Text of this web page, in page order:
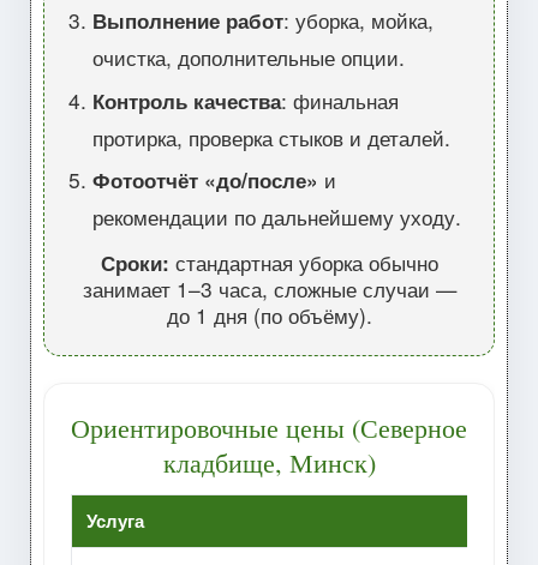
Выполнение работ: уборка, мойка,
очистка, дополнительные опции.
Контроль качества: финальная
протирка, проверка стыков и деталей.
Фотоотчёт «до/после» и
рекомендации по дальнейшему уходу.
Сроки: стандартная уборка обычно
занимает 1–3 часа, сложные случаи —
до 1 дня (по объёму).
Ориентировочные цены (Северное
кладбище, Минск)
Услуга